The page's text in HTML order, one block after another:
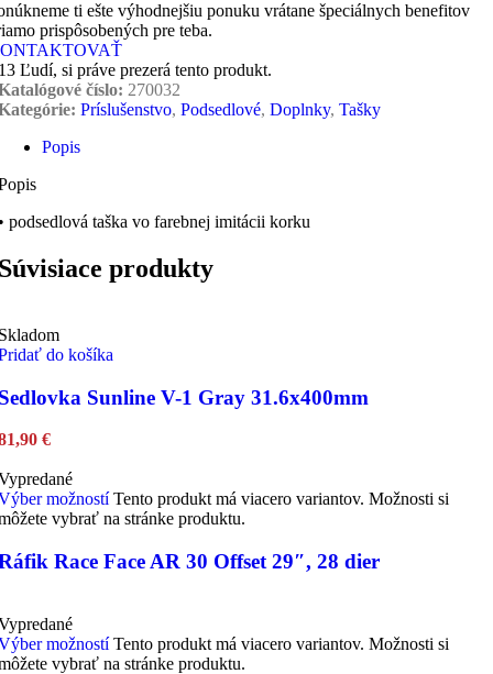
ti ešte výhodnejšiu ponuku vrátane špeciálnych benefitov
prispôsobených pre teba.
Ľudí, si práve prezerá tento produkt.
číslo: 270032
Príslušenstvo, Podsedlové, Doplnky, Tašky
Popis
podsedlová taška vo farebnej imitácii korku
produkty
do košíka
Sunline V-1 Gray 31.6x400mm
€
možností Tento produkt má viacero variantov. Možnosti si
vybrať na stránke produktu.
Race Face AR 30 Offset 29″, 28 dier
možností Tento produkt má viacero variantov. Možnosti si
vybrať na stránke produktu.